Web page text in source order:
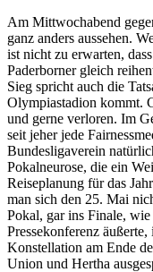
Am Mittwochabend
ganz anders aussehen.
ist nicht zu erwarten,
Paderborner gleich
Sieg spricht auch die
Olympiastadion kommt.
und gerne verloren. Im
seit jeher jede
Bundesligaverein
Pokalneurose, die ein
Reiseplanung für das
man sich den 25. Mai
Pokal, gar ins Finale,
Pressekonferenz
Konstellation am Ende
Union und Hertha